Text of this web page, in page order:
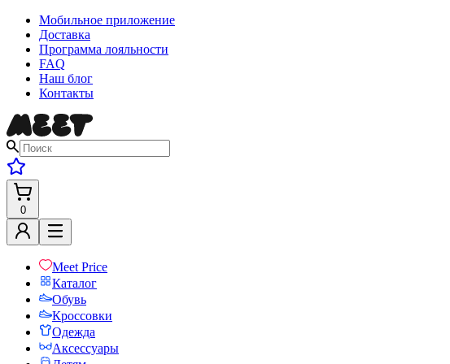
Мобильное приложение
Доставка
Программа лояльности
FAQ
Наш блог
Контакты
0
Meet Price
Каталог
Обувь
Кроссовки
Одежда
Аксессуары